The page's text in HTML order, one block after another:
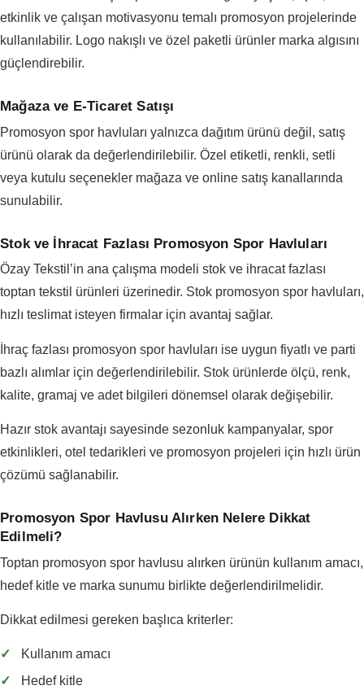
etkinlik ve çalışan motivasyonu temalı promosyon projelerinde
kullanılabilir. Logo nakışlı ve özel paketli ürünler marka algısını
güçlendirebilir.
Mağaza ve E-Ticaret Satışı
Promosyon spor havluları yalnızca dağıtım ürünü değil, satış
ürünü olarak da değerlendirilebilir. Özel etiketli, renkli, setli
veya kutulu seçenekler mağaza ve online satış kanallarında
sunulabilir.
Stok ve İhracat Fazlası Promosyon Spor Havluları
Özay Tekstil’in ana çalışma modeli stok ve ihracat fazlası
toptan tekstil ürünleri üzerinedir. Stok promosyon spor havluları,
hızlı teslimat isteyen firmalar için avantaj sağlar.
İhraç fazlası promosyon spor havluları ise uygun fiyatlı ve parti
bazlı alımlar için değerlendirilebilir. Stok ürünlerde ölçü, renk,
kalite, gramaj ve adet bilgileri dönemsel olarak değişebilir.
Hazır stok avantajı sayesinde sezonluk kampanyalar, spor
etkinlikleri, otel tedarikleri ve promosyon projeleri için hızlı ürün
çözümü sağlanabilir.
Promosyon Spor Havlusu Alırken Nelere Dikkat
Edilmeli?
Toptan promosyon spor havlusu alırken ürünün kullanım amacı,
hedef kitle ve marka sunumu birlikte değerlendirilmelidir.
Dikkat edilmesi gereken başlıca kriterler:
✓
Kullanım amacı
✓
Hedef kitle